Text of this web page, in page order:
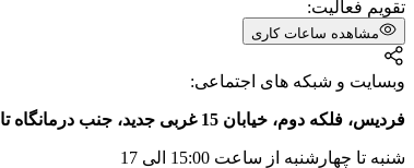
تقویم فعالیت:
مشاهده ساعات کاری
وبسایت و شبکه های اجتماعی:
فردیس، فلکه دوم، خیابان 15 غربی جدید، جنب درمانگاه تامین اجتماعی، مجتمع تخصصی پارسیان، طبقه اول، واحد 4
شنبه تا چهارشنبه از ساعت 15:00 الی 17